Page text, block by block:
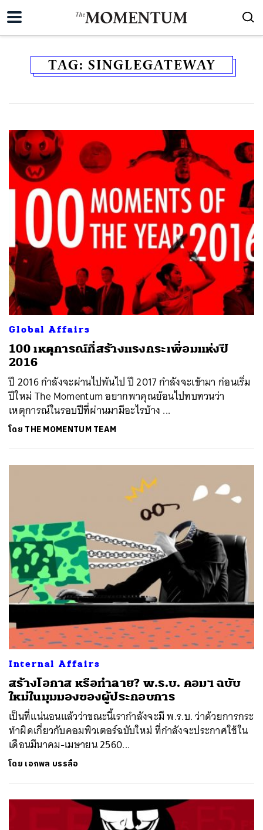
TAG: SINGLEGATEWAY
Global Affairs
100 เหตุการณ์ที่สร้างแรงกระเพื่อมแห่งปี
2016
ปี 2016 กำลังจะผ่านไปพ้นไป ปี 2017 กำลังจะเข้ามา ก่อนเริ่ม
ปีใหม่ The Momentum อยากพาคุณย้อนไปทบทวนว่า
เหตุการณ์ในรอบปีที่ผ่านมามีอะไรบ้าง ...
โดย THE MOMENTUM TEAM
Internal Affairs
สร้างโอกาส หรือทำลาย? พ.ร.บ. คอมฯ ฉบับ
ใหม่ในมุมมองของผู้ประกอบการ
เป็นที่แน่นอนแล้วว่าขณะนี้เรากำลังจะมี พ.ร.บ. ว่าด้วยการกระ
ทำผิดเกี่ยวกับคอมพิวเตอร์ฉบับใหม่ ที่กำลังจะประกาศใช้ใน
เดือนมีนาคม-เมษายน 2560...
โดย เอกพล บรรลือ